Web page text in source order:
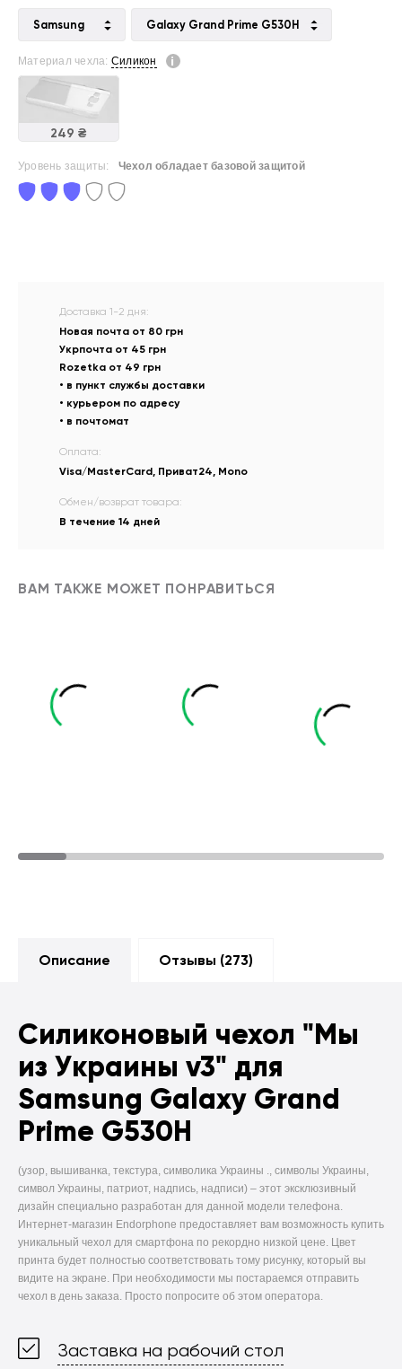
Samsung Galaxy Grand Prime G530H
Материал чехла: Силикон
249 ₴
Уровень защиты: Чехол обладает базовой защитой
Доставка 1-2 дня:
Новая почта от 80 грн
Укрпочта от 45 грн
Rozetka от 49 грн
• в пункт службы доставки
• курьером по адресу
• в почтомат
Оплата:
Visa/MasterCard, Приват24, Mono
Обмен/возврат товара:
В течение 14 дней
ВАМ ТАКЖЕ МОЖЕТ ПОНРАВИТЬСЯ
Описание Отзывы (273)
Силиконовый чехол "Мы
из Украины v3" для
Samsung Galaxy Grand
Prime G530H
(узор, вышиванка, текстура, символика Украины ., символы Украины,
символ Украины, патриот, надпись, надписи) – этот эксклюзивный
дизайн специально разработан для данной модели телефона.
Интернет-магазин Endorphone предоставляет вам возможность купить
уникальный чехол для смартфона по рекордно низкой цене. Цвет
принта будет полностью соответствовать тому рисунку, который вы
видите на экране. При необходимости мы постараемся отправить
чехол в день заказа. Просто попросите об этом оператора.
Заставка на рабочий стол